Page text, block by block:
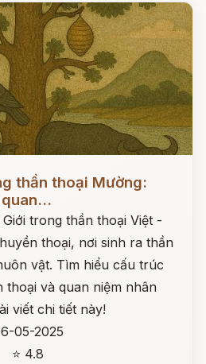
thần thoại Mường:
trong thần thoại Việt -
thoại, nơi sinh ra thần
vật. Tìm hiểu cấu trúc
thoại và quan niệm nhân
viết chi tiết này!
05-2025
⭐ 4.8